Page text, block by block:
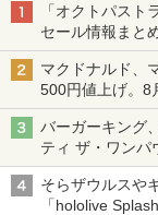
「オクトパス
セール情報まと
ニンテンドーe
マクドナルド、
500円値上げ。8
バーガーキング
ティ ザ・ワンパ
「特製ガーリッ
そらザウルスや
「hololive